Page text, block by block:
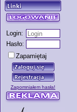
Login:
Hasło:
Zapamiętaj
Zapomniałem hasła!